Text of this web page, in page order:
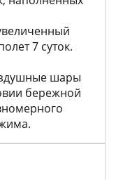
7 суток.
шары
бережной